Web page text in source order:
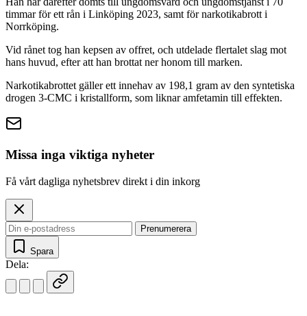
timmar för ett rån i Linköping 2023, samt för narkotikabrott i
Norrköping.
Vid rånet tog han kepsen av offret, och utdelade flertalet slag mot
hans huvud, efter att han brottat ner honom till marken.
Narkotikabrottet gäller ett innehav av 198,1 gram av den syntetiska
drogen 3-CMC i kristallform, som liknar amfetamin till effekten.
Missa inga viktiga nyheter
Få vårt dagliga nyhetsbrev direkt i din inkorg
Prenumerera
Spara
Dela: